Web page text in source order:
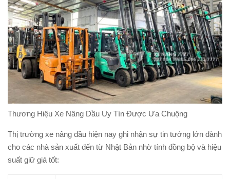
Thương Hiệu Xe Nâng Dầu Uy Tín Được Ưa Chuộng
Thị trường xe nâng dầu hiện nay ghi nhận sự tin tưởng lớn dành
cho các nhà sản xuất đến từ Nhật Bản nhờ tính đồng bộ và hiệu
suất giữ giá tốt: